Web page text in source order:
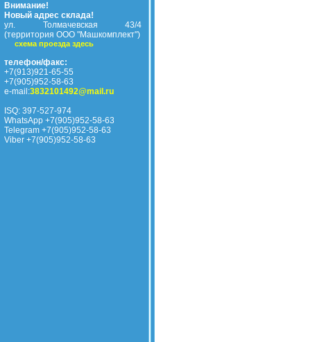
Внимание!
Новый адрес склада!
ул. Толмачевская 43/4
(территория ООО "Машкомплект")
схема проезда здесь
телефон/факс:
+7(913)921-65-55
+7(905)952-58-63
e-mail:3832101492@mail.ru
ISQ: 397-527-974
WhatsApp +7(905)952-58-63
Telegram +7(905)952-58-63
Viber +7(905)952-58-63